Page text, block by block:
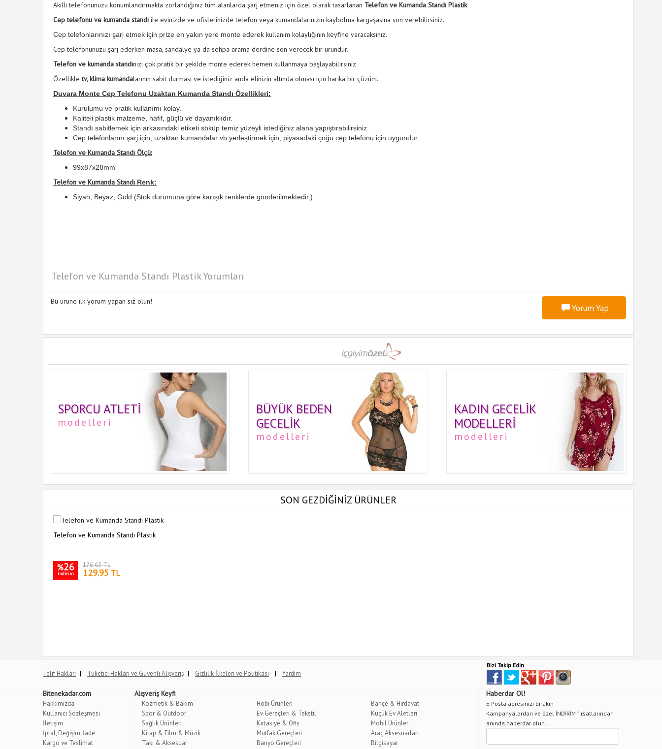
Akıllı telefonunuzu konumlandırmakta zorlandığınız tüm alanlarda şarj etmeniz için özel olarak tasarlanan Telefon ve Kumanda Standı Plastik
Cep telefonu ve kumanda standı ile evinizde ve ofislerinizde telefon veya kumandalarınızın kaybolma kargaşasına son verebilirsiniz.
Cep telefonlarınızı şarj etmek için prize en yakın yere monte ederek kullanım kolaylığının keyfine varacaksınız.
Cep telefonunuzu şarj ederken masa, sandalye ya da sehpa arama derdine son verecek bir üründür.
Telefon ve kumanda standınızı çok pratik bir şekilde monte ederek hemen kullanmaya başlayabilirsiniz.
Özellikletv, klima kumandalarının sabit durması ve istediğiniz anda elinizin altında olması için harika bir çözüm.
Duvara Monte Cep Telefonu Uzaktan Kumanda Standı Özellikleri:
Kurulumu ve pratik kullanımı kolay.
Kaliteli plastik malzeme, hafif, güçlü ve dayanıklıdır.
Standı sabitlemek için arkasındaki etiketi söküp temiz yüzeyli istediğiniz alana yapıştırabilirsiniz.
Cep telefonlarını şarj için, uzaktan kumandalar vb yerleştirmek için, piyasadaki çoğu cep telefonu için uygundur.
Telefon ve Kumanda Standı Ölçü:
99x87x28mm
Telefon ve Kumanda Standı Renk:
Siyah, Beyaz, Gold (Stok durumuna göre karışık renklerde gönderilmektedir.)
Telefon ve Kumanda Standı Plastik Yorumları
Bu ürüne ilk yorum yapan siz olun!
Yorum Yap
SPORCU ATLETI
modelleri
BÜYÜK BEDEN
GECELIK
modelleri
KADIN GECELIK
MODELLERI
modelleri
SON GEZDİĞİNİZ ÜRÜNLER
Telefon ve Kumanda Standı Plastik
%26
indirim
176.65 TL
129.95 TL
Telif Hakları | Tüketici Hakları ve Güvenli Alışveriş | Gizlilik İlkeleri ve Politikası | Yardım
Bizi Takip Edin
Bitenekadar.com
Hakkımızda
Kullanıcı Sözleşmesi
İletişim
İptal, Değişim, İade
Kargo ve Teslimat
Alışveriş Keyfi
Kozmetik & Bakım
Spor & Outdoor
Sağlık Ürünleri
Kitap & Film & Müzik
Takı & Aksesuar
Hobi Ürünleri
Ev Gereçleri & Tekstil
Kırtasiye & Ofis
Mutfak Gereçleri
Banyo Gereçleri
Bahçe & Hırdavat
Küçük Ev Aletleri
Mobil Ürünler
Araç Aksesuarları
Bilgisayar
Haberdar Ol!
E-Posta adresinizi bırakın
Kampanyalardan ve özel İNDİRİM fırsatlarından
anında haberdar olun.